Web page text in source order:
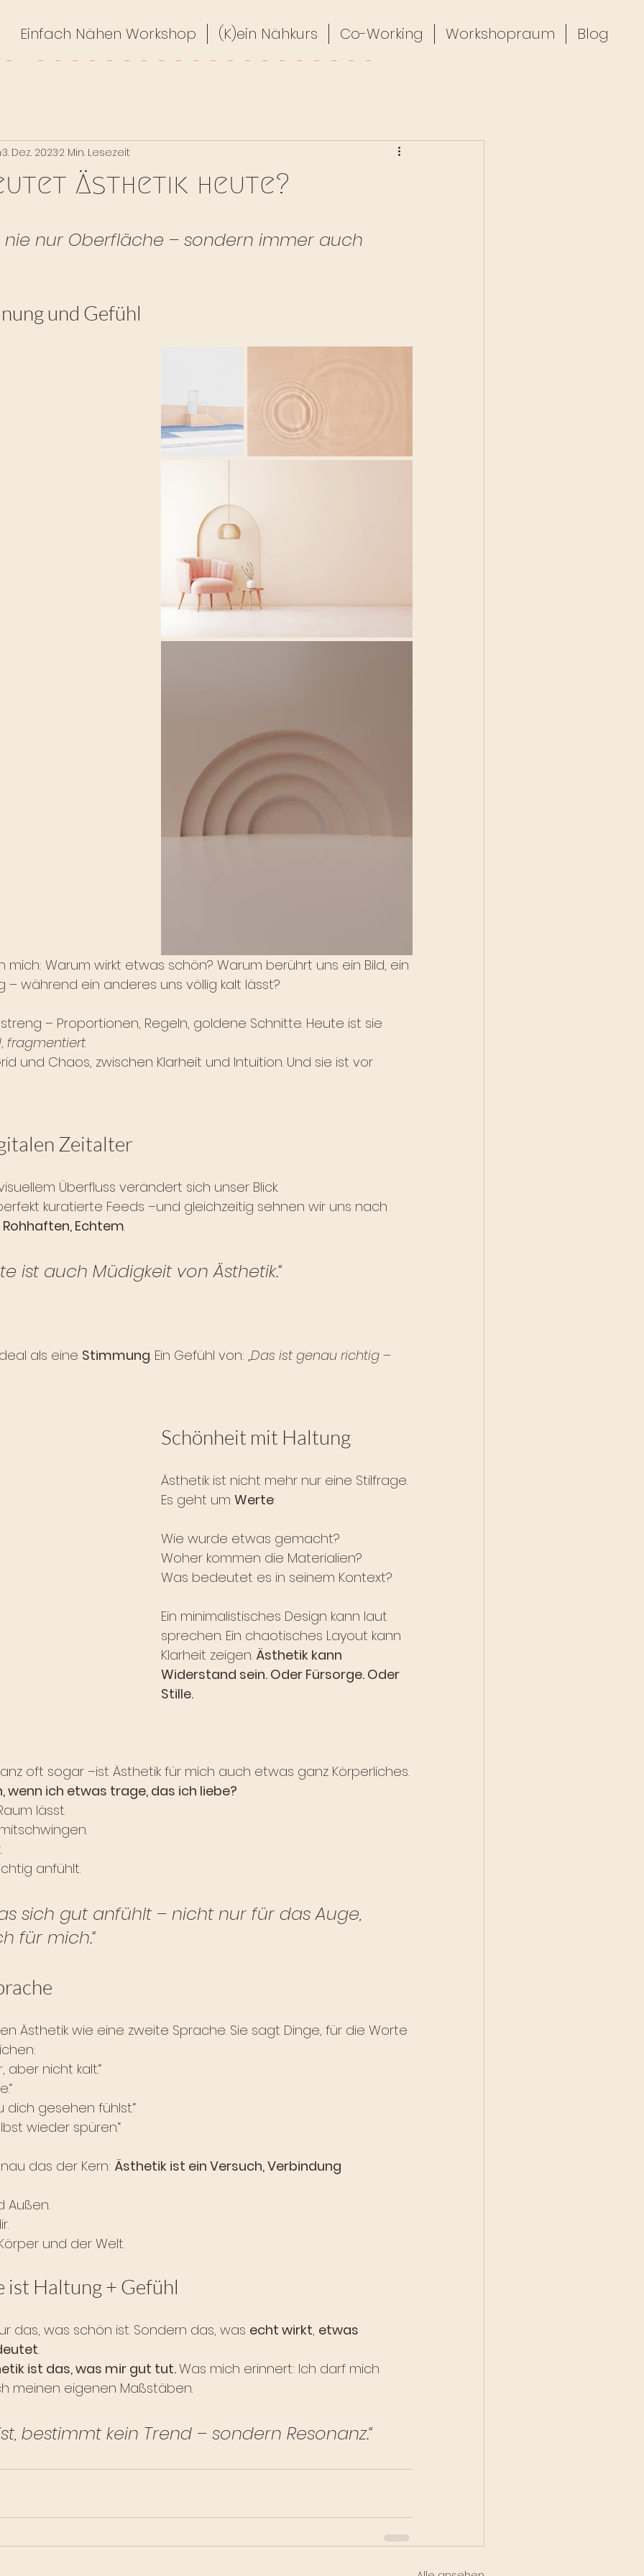
Einfach Nähen Workshop (K)ein Nähkurs Co-Working Workshopraum Blog
Ästhetik heute?
3. Dez. 20232 Min. Lesezeit
nie nur Oberfläche – sondern immer auch
und Gefühl
mich: Warum wirkt etwas schön? Warum berührt uns ein Bild, ein
– während ein anderes uns völlig kalt lässt?
– Proportionen, Regeln, goldene Schnitte. Heute ist sie
, fragmentiert.
und Chaos, zwischen Klarheit und Intuition. Und sie ist vor
Zeitalter
Überfluss verändert sich unser Blick.
kuratierte Feeds –und gleichzeitig sehnen wir uns nach
Echtem.
ist auch Müdigkeit von Ästhetik.“
als eine Stimmung. Ein Gefühl von: „Das ist genau richtig –
Schönheit mit Haltung
Ästhetik ist nicht mehr nur eine Stilfrage.
Es geht um Werte:
Wie wurde etwas gemacht?
Woher kommen die Materialien?
Was bedeutet es in seinem Kontext?
Ein minimalistisches Design kann laut
sprechen. Ein chaotisches Layout kann
Klarheit zeigen. Ästhetik kann
Widerstand sein. Oder Fürsorge. Oder
Stille.
oft sogar –ist Ästhetik für mich auch etwas ganz Körperliches.
wenn ich etwas trage, das ich liebe?
lässt.
anfühlt.
sich gut anfühlt – nicht nur für das Auge,
für mich.“
Ästhetik wie eine zweite Sprache. Sie sagt Dinge, für die Worte
aber nicht kalt.“
dich gesehen fühlst.“
wieder spüren.“
das der Kern: Ästhetik ist ein Versuch, Verbindung
Außen.
und der Welt.
ist Haltung + Gefühl
das, was schön ist. Sondern das, was echt wirkt, etwas
.
ist das, was mir gut tut. Was mich erinnert: Ich darf mich
meinen eigenen Maßstäben.
bestimmt kein Trend – sondern Resonanz.“